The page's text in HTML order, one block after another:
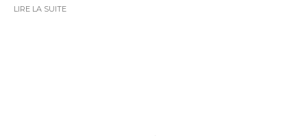
LIRE LA SUITE